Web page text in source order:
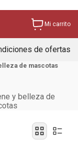
Mi carrito
de ofertas
de mascotas
y belleza de